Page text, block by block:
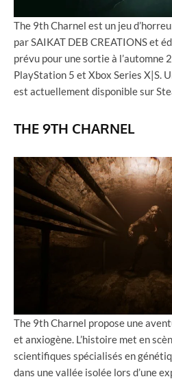
The 9th Charnel est un jeu
par SAIKAT DEB CREATIONS et
prévu pour une sortie à l’automne
PlayStation 5 et Xbox Series X|S.
est actuellement disponible sur
THE 9TH CHARNEL
The 9th Charnel propose une
et anxiogène. L’histoire met en
scientifiques spécialisés en
dans une vallée isolée lors d’une